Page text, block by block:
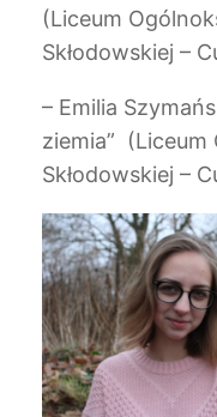
(Liceum
Skłodowskiej –
– Emilia
ziemia” (Liceum
Skłodowskiej –